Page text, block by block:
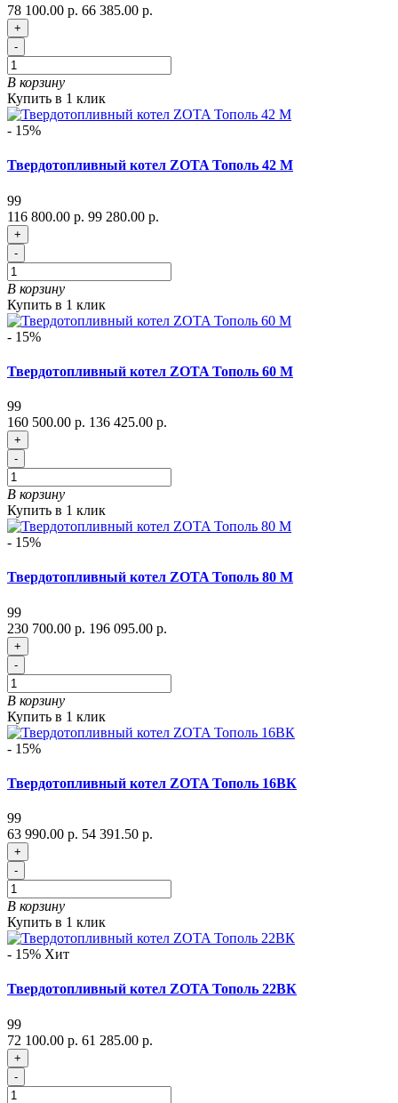
78 100.00 р. 66 385.00 р.
+
-
В корзину
Купить в 1 клик
- 15%
Твердотопливный котел ZOTA Тополь 42 М
99
116 800.00 р. 99 280.00 р.
+
-
В корзину
Купить в 1 клик
- 15%
Твердотопливный котел ZOTA Тополь 60 М
99
160 500.00 р. 136 425.00 р.
+
-
В корзину
Купить в 1 клик
- 15%
Твердотопливный котел ZOTA Тополь 80 М
99
230 700.00 р. 196 095.00 р.
+
-
В корзину
Купить в 1 клик
- 15%
Твердотопливный котел ZOTA Тополь 16ВК
99
63 990.00 р. 54 391.50 р.
+
-
В корзину
Купить в 1 клик
- 15% Хит
Твердотопливный котел ZOTA Тополь 22ВК
99
72 100.00 р. 61 285.00 р.
+
-